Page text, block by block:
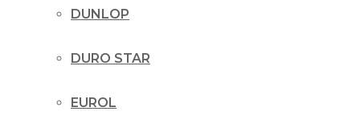
DUNLOP
DURO STAR
EUROL